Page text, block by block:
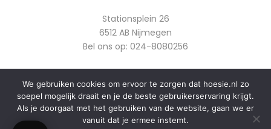
Stationsplein 26
6512 AB Nijmegen
Bel ons op: 024-8080256
Of mail: info@hoesie.nl
We gebruiken cookies om ervoor te zorgen dat hoesie.nl zo
soepel mogelijk draait en je de beste gebruikerservaring krijgt.
Als je doorgaat met het gebruiken van de website, gaan we er
vanuit dat je ermee instemt.